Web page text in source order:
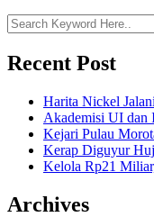
Recent Post
Harita Nickel
Akademisi UI dan
Kejari Pulau
Kerap Diguyur
Kelola Rp21
Archives